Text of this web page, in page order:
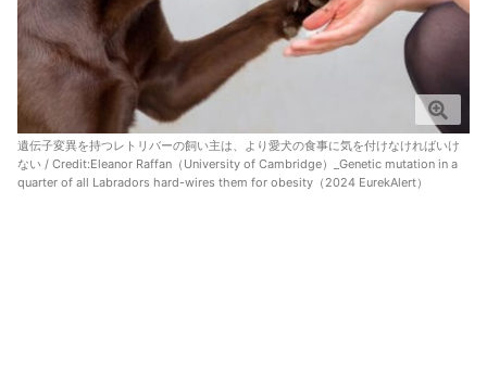
遺伝子変異を持つレトリバーの飼い主は、より愛犬の食事に気を付けなければいけ
ない / Credit:Eleanor Raffan（University of Cambridge）_Genetic mutation in a
quarter of all Labradors hard-wires them for obesity（2024 EurekAlert）